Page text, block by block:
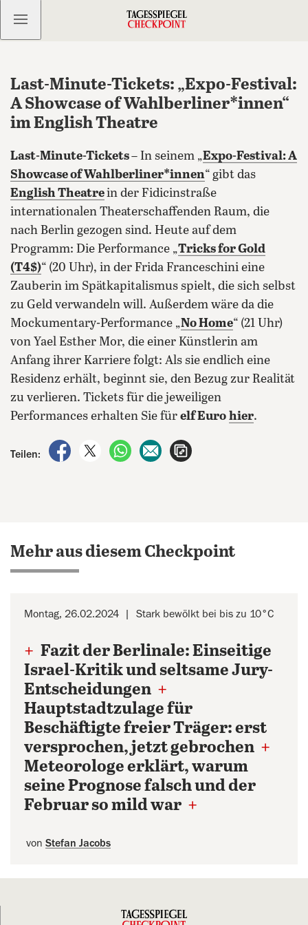
Kostenlos anmelden
Last-Minute-Tickets: „Expo-Festival:
A Showcase of Wahlberliner*innen“
im English Theatre
Last-Minute-Tickets– In seinem „Expo-Festival: A
Showcase of Wahlberliner*innen“ gibt das
English Theatrein der Fidicinstraße
internationalen Theaterschaffenden Raum, die
nach Berlin gezogen sind. Heute auf dem
Programm: Die Performance „Tricks for Gold
(T4$)“ (20 Uhr), in der Frida Franceschini eine
Zauberin im Spätkapitalismus spielt, die sich selbst
zu Geld verwandeln will. Außerdem wäre da die
Mockumentary-Performance „No Home“ (21 Uhr)
von Yael Esther Mor, die einer Künstlerin am
Anfang ihrer Karriere folgt: Als sie endlich eine
Residenz erhält, beginnt sie, den Bezug zur Realität
zu verlieren. Tickets für die jeweiligen
Performances erhalten Sie für elf Euro hier.
Teilen:
auf Facebook teilen
auf X teilenper WhatsApp teilen
per E-Mail teilen
Mehr aus diesem Checkpoint
Montag, 26.02.2024 Stark bewölkt bei bis zu 10°C
+ Fazit der Berlinale: Einseitige
Israel-Kritik und seltsame Jury-
Entscheidungen +
Hauptstadtzulage für
Beschäftigte freier Träger: erst
versprochen, jetzt gebrochen +
Meteorologe erklärt, warum
seine Prognose falsch und der
Februar so mild war +
von Stefan Jacobs